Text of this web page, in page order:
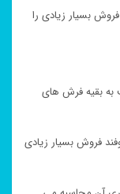
بسیار زیادی را
به بقیه فرش های
فروش بسیار زیادی